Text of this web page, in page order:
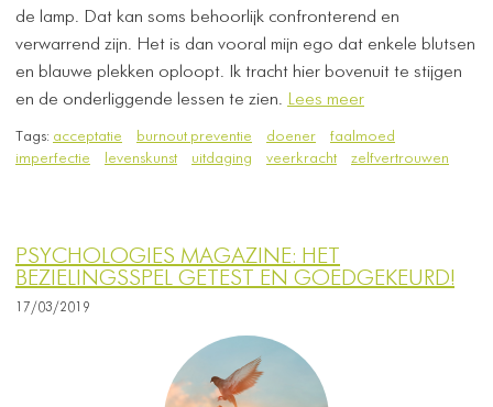
de lamp. Dat kan soms behoorlijk confronterend en
verwarrend zijn. Het is dan vooral mijn ego dat enkele blutsen
en blauwe plekken oploopt. Ik tracht hier bovenuit te stijgen
en de onderliggende lessen te zien. Lees meer
Tags: acceptatie burnout preventie doener
faalmoed
imperfectie
levenskunst uitdaging veerkracht zelfvertrouwen
PSYCHOLOGIES MAGAZINE: HET
BEZIELINGSSPEL GETEST EN GOEDGEKEURD!
17/03/2019